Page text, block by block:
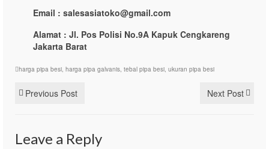
Email : salesasiatoko@gmail.com
Alamat : Jl. Pos Polisi No.9A Kapuk Cengkareng
Jakarta Barat
harga pipa besi harga pipa galvanis tebal pipa besi ukuran pipa besi
Previous Post Next Post
Leave a Reply